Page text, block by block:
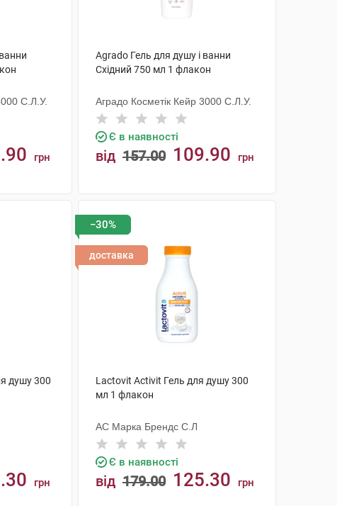
С.Л.У.
грн
Agrado Гель для душу і ванни
Східний 750 мл 1 флакон
Аградо Косметік Кейр 3000 С.Л.У.
Є в наявності
від 157.00 109.90 грн
душу 300
грн
−30%
доставка
Lactovit Activit Гель для душу 300
мл 1 флакон
АС Марка Брендс С.Л
Є в наявності
від 179.00 125.30 грн